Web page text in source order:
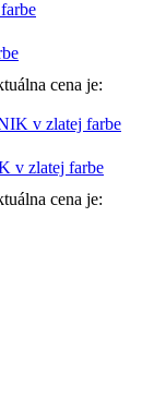
cena je:
v zlatej farbe
cena je: